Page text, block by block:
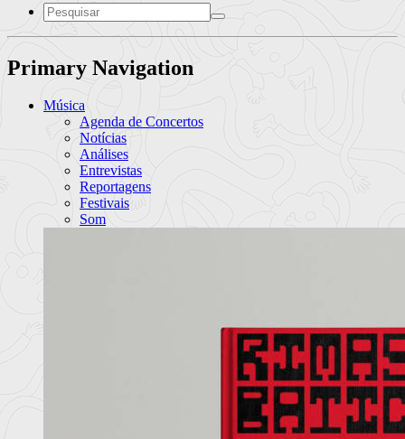
Primary Navigation
Música
Agenda de Concertos
Notícias
Análises
Entrevistas
Reportagens
Festivais
Som